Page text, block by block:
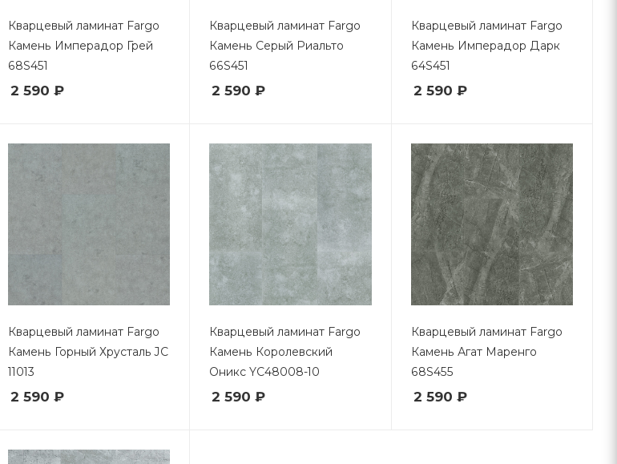
Кварцевый ламинат Fargo
Камень Имперадор Грей
68S451
2 590 ₽
Кварцевый ламинат Fargo
Камень Серый Риальто
66S451
2 590 ₽
Кварцевый ламинат Fargo
Камень Имперадор Дарк
64S451
2 590 ₽
Кварцевый ламинат Fargo
Камень Горный Хрусталь JC
11013
2 590 ₽
Кварцевый ламинат Fargo
Камень Королевский
Оникс YC48008-10
2 590 ₽
Кварцевый ламинат Fargo
Камень Агат Маренго
68S455
2 590 ₽